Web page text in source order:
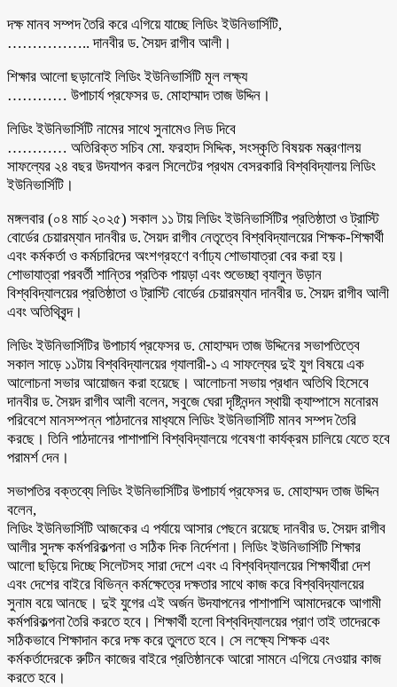
দক্ষ মানব সম্পদ তৈরি করে এগিয়ে যাচ্ছে লিডিং ইউনিভার্সিটি,
…………….. দানবীর ড. সৈয়দ রাগীব আলী।
শিক্ষার আলো ছড়ানোই লিডিং ইউনিভার্সিটি মূল লক্ষ্য
………… উপাচার্য প্রফেসর ড. মোহাম্মাদ তাজ উদ্দিন।
লিডিং ইউনিভার্সিটি নামের সাথে সুনামেও লিড দিবে
………… অতিরিক্ত সচিব মো. ফরহাদ সিদ্দিক, সংস্কৃতি বিষয়ক মন্ত্রণালয়
সাফল্যের ২৪ বছর উদযাপন করল সিলেটের প্রথম বেসরকারি বিশ্ববিদ্যালয় লিডিং
ইউনিভার্সিটি।
মঙ্গলবার (০৪ মার্চ ২০২৫) সকাল ১১ টায় লিডিং ইউনিভার্সিটির প্রতিষ্ঠাতা ও ট্রাস্টি
বোর্ডের চেয়ারম্যান দানবীর ড. সৈয়দ রাগীব নেতৃত্বে বিশ্ববিদ্যালয়ের শিক্ষক-শিক্ষার্থী
এবং কর্মকর্তা ও কর্মচারিদের অংশগ্রহণে বর্ণাঢ্য শোভাযাত্রা বের করা হয়।
শোভাযাত্রা পরবর্তী শান্তির প্রতিক পায়ড়া এবং শুভেচ্ছা ব‍্যালুন উড়ান
বিশ্ববিদ্যালয়ের প্রতিষ্ঠাতা ও ট্রাস্টি বোর্ডের চেয়ারম্যান দানবীর ড. সৈয়দ রাগীব আলী
এবং অতিথিবৃন্দ।
লিডিং ইউনিভার্সিটির উপাচার্য প্রফেসর ড. মোহাম্মদ তাজ উদ্দিনের সভাপতিত্বে
সকাল সাড়ে ১১টায় বিশ্ববিদ্যালয়ের গ‍্যালারী-১ এ সাফল্যের দুই যুগ বিষয়ে এক
আলোচনা সভার আয়োজন করা হয়েছে। আলোচনা সভায় প্রধান অতিথি হিসেবে
দানবীর ড. সৈয়দ রাগীব আলী বলেন, সবুজে ঘেরা দৃষ্টিনন্দন স্থায়ী ক্যাম্পাসে মনোরম
পরিবেশে মানসম্পন্ন পাঠদানের মাধ‍্যমে লিডিং ইউনিভার্সিটি মানব সম্পদ তৈরি
করছে। তিনি পাঠদানের পাশাপাশি বিশ্ববিদ্যালয়ে গবেষণা কার্যক্রম চালিয়ে যেতে হবে
পরামর্শ দেন।
সভাপতির বক্তব্যে লিডিং ইউনিভার্সিটির উপাচার্য প্রফেসর ড. মোহাম্মদ তাজ উদ্দিন
বলেন,
লিডিং ইউনিভার্সিটি আজকের এ পর্যায়ে আসার পেছনে রয়েছে দানবীর ড. সৈয়দ রাগীব
আলীর সুদক্ষ কর্মপরিকল্পনা ও সঠিক দিক নির্দেশনা। লিডিং ইউনিভার্সিটি শিক্ষার
আলো ছড়িয়ে দিচ্ছে সিলেটসহ সারা দেশে এবং এ বিশ্ববিদ্যালয়ের শিক্ষার্থীরা দেশ
এবং দেশের বাইরে বিভিন্ন কর্মক্ষেত্রে দক্ষতার সাথে কাজ করে বিশ্ববিদ্যালয়ের
সুনাম বয়ে আনছে। দুই যুগের এই অর্জন উদযাপনের পাশাপাশি আমাদেরকে আগামী
কর্মপরিকল্পনা তৈরি করতে হবে। শিক্ষার্থী হলো বিশ্ববিদ্যালয়ের প্রাণ তাই তাদেরকে
সঠিকভাবে শিক্ষাদান করে দক্ষ করে তুলতে হবে। সে লক্ষ্যে শিক্ষক এবং
কর্মকর্তাদেরকে রুটিন কাজের বাইরে প্রতিষ্ঠানকে আরো সামনে এগিয়ে নেওয়ার কাজ
করতে হবে।